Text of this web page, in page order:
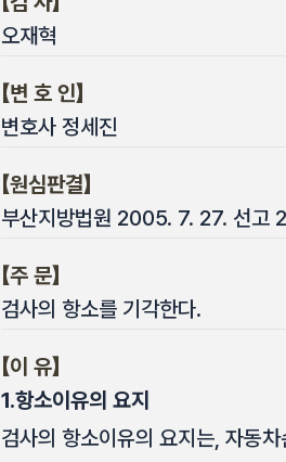
오재혁
【변 호 인】
변호사 정세진
【원심판결】
부산지방법원 2005. 7. 27. 선고
【주 문】
검사의 항소를 기각한다.
【이 유】
1.항소이유의 요지
검사의 항소이유의 요지는, 자동